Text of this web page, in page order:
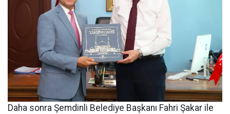
Daha sonra Şemdinli Belediye Başkanı Fahri Şakar ile